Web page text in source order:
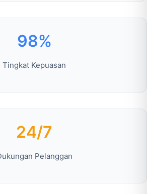
98%
Tingkat Kepuasan
24/7
Pelanggan